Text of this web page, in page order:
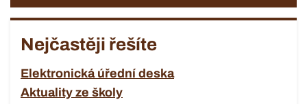
Nejčastěji řešíte
Elektronická úřední deska
Aktuality ze školy